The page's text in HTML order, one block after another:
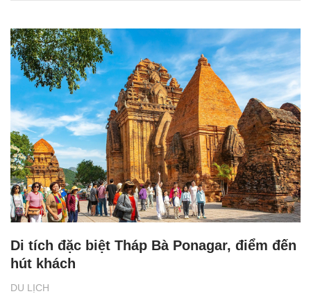
DU LỊCH
Di tích đặc biệt Tháp Bà Ponagar, điểm đến
hút khách